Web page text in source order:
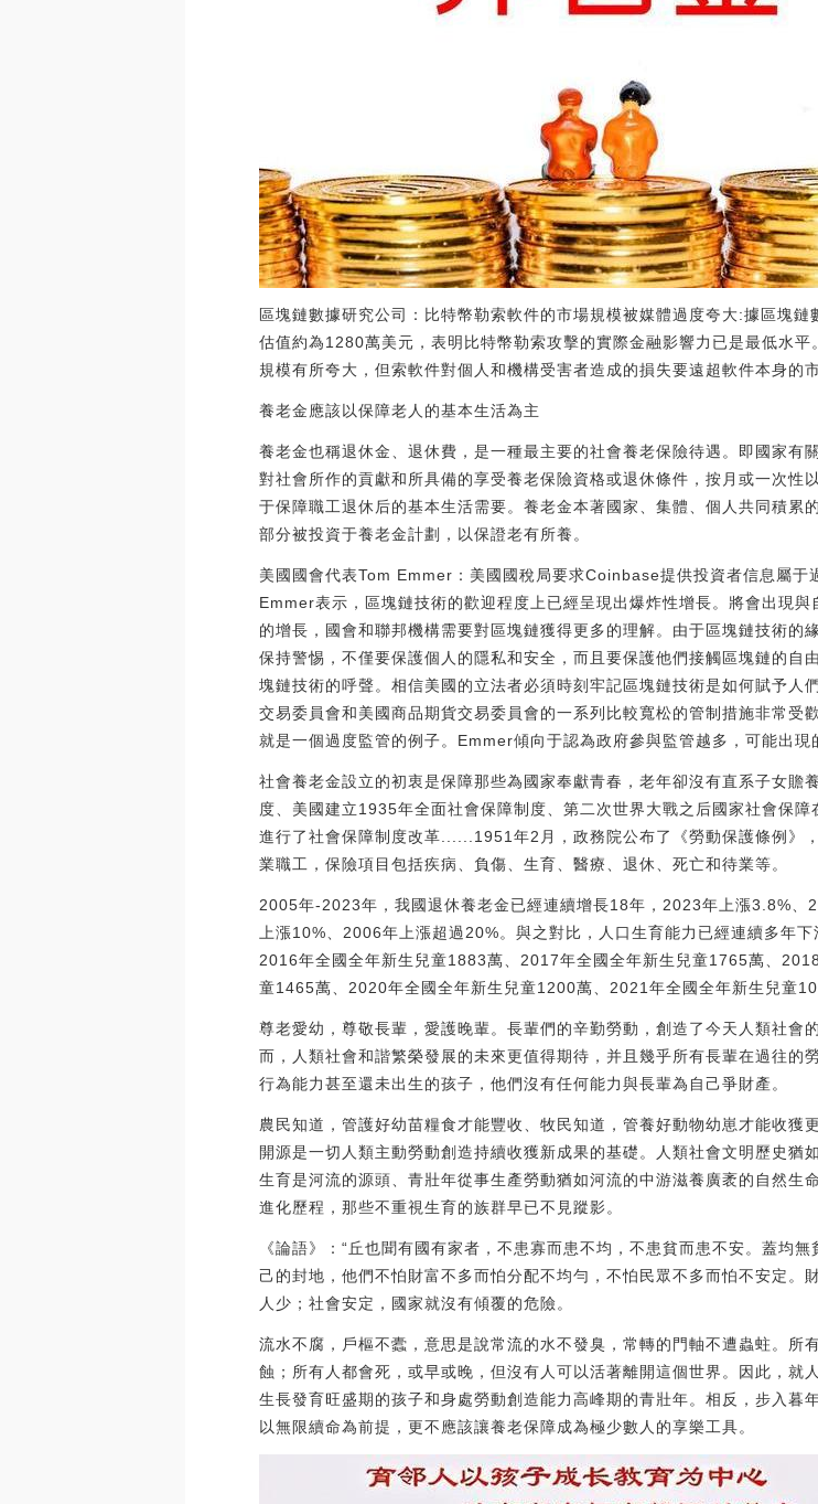
區塊鏈數據研究公司：比特幣勒索軟件的市場規模被媒體過度夸大:據區塊
估值約為1280萬美元，表明比特幣勒索攻擊的實際金融影響力已是最低水
規模有所夸大，但索軟件對個人和機構受害者造成的損失要遠超軟件本身
養老金應該以保障老人的基本生活為主
養老金也稱退休金、退休費，是一種最主要的社會養老保險待遇。即國家有
對社會所作的貢獻和所具備的享受養老保險資格或退休條件，按月或一次性
于保障職工退休后的基本生活需要。養老金本著國家、集體、個人共同積累
部分被投資于養老金計劃，以保證老有所養。
美國國會代表Tom Emmer：美國國稅局要求Coinbase提供投資者信息屬于
Emmer表示，區塊鏈技術的歡迎程度上已經呈現出爆炸性增長。將會出現
的增長，國會和聯邦機構需要對區塊鏈獲得更多的理解。由于區塊鏈技術的
保持警惕，不僅要保護個人的隱私和安全，而且要保護他們接觸區塊鏈的自
塊鏈技術的呼聲。相信美國的立法者必須時刻牢記區塊鏈技術是如何賦予人
交易委員會和美國商品期貨交易委員會的一系列比較寬松的管制措施非常
就是一個過度監管的例子。Emmer傾向于認為政府參與監管越多，可能出
社會養老金設立的初衷是保障那些為國家奉獻青春，老年卻沒有直系子女贍
度、美國建立1935年全面社會保障制度、第二次世界大戰之后國家社會保
進行了社會保障制度改革......1951年2月，政務院公布了《勞動保護條例》
業職工，保險項目包括疾病、負傷、生育、醫療、退休、死亡和待業等。
2005年-2023年，我國退休養老金已經連續增長18年，2023年上漲3.8%
上漲10%、2006年上漲超過20%。與之對比，人口生育能力已經連續多年
2016年全國全年新生兒童1883萬、2017年全國全年新生兒童1765萬、
童1465萬、2020年全國全年新生兒童1200萬、2021年全國全年新生兒童
尊老愛幼，尊敬長輩，愛護晚輩。長輩們的辛勤勞動，創造了今天人類社會
而，人類社會和諧繁榮發展的未來更值得期待，并且幾乎所有長輩在過往的
行為能力甚至還未出生的孩子，他們沒有任何能力與長輩為自己爭財產。
農民知道，管護好幼苗糧食才能豐收、牧民知道，管養好動物幼崽才能收獲
開源是一切人類主動勞動創造持續收獲新成果的基礎。人類社會文明歷史猶
生育是河流的源頭、青壯年從事生產勞動猶如河流的中游滋養廣袤的自然生
進化歷程，那些不重視生育的族群早已不見蹤影。
《論語》：“丘也聞有國有家者，不患寡而患不均，不患貧而患不安。蓋均
己的封地，他們不怕財富不多而怕分配不均勻，不怕民眾不多而怕不安定。
人少；社會安定，國家就沒有傾覆的危險。
流水不腐，戶樞不蠹，意思是說常流的水不發臭，常轉的門軸不遭蟲蛀。所
蝕；所有人都會死，或早或晚，但沒有人可以活著離開這個世界。因此，就
生長發育旺盛期的孩子和身處勞動創造能力高峰期的青壯年。相反，步入暮
以無限續命為前提，更不應該讓養老保障成為極少數人的享樂工具。